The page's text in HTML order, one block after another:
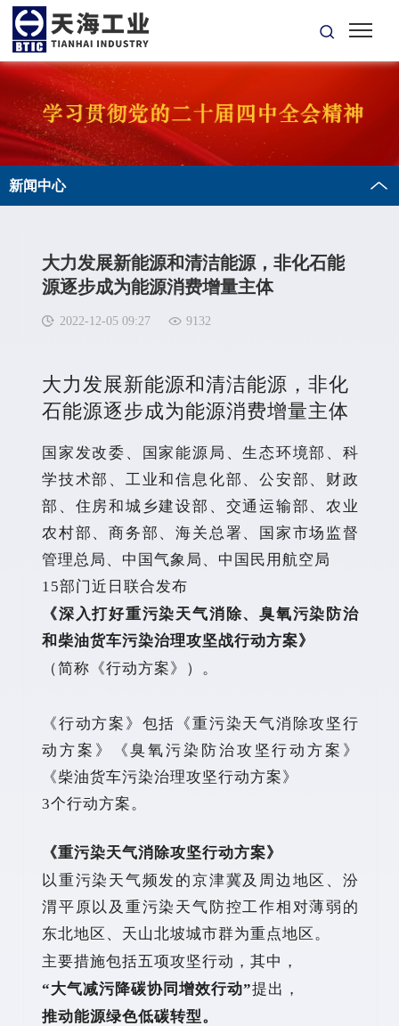
新闻中心
大力发展新能源和清洁能源，非化石能
源逐步成为能源消费增量主体
2022-12-05 09:27 9132
大力发展新能源和清洁能源，非化
石能源逐步成为能源消费增量主体
国家发改委、国家能源局、生态环境部、科
学技术部、工业和信息化部、公安部、财政
部、住房和城乡建设部、交通运输部、农业
农村部、商务部、海关总署、国家市场监督
管理总局、中国气象局、中国民用航空局
15部门近日联合发布
《深入打好重污染天气消除、臭氧污染防治
和柴油货车污染治理攻坚战行动方案》
（简称《行动方案》）。
《行动方案》包括《重污染天气消除攻坚行
动方案》《臭氧污染防治攻坚行动方案》
《柴油货车污染治理攻坚行动方案》
3个行动方案。
《重污染天气消除攻坚行动方案》
以重污染天气频发的京津冀及周边地区、汾
渭平原以及重污染天气防控工作相对薄弱的
东北地区、天山北坡城市群为重点地区。
主要措施包括五项攻坚行动，其中，
“大气减污降碳协同增效行动”提出，
推动能源绿色低碳转型。